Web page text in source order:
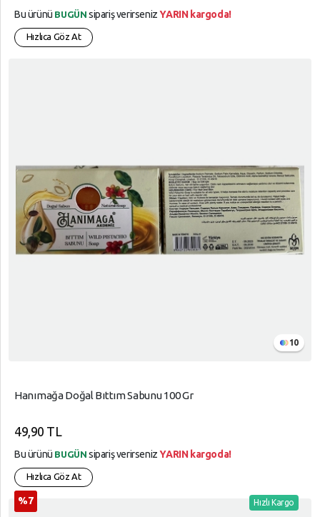
Bu ürünü BUGÜN sipariş verirsenizYARIN kargoda!
Hızlıca Göz At
10
Hanımağa Doğal Bıttım Sabunu 100 Gr
49,90 TL
Bu ürünü BUGÜN sipariş verirsenizYARIN kargoda!
Hızlıca Göz At
Hızlı Kargo
%7